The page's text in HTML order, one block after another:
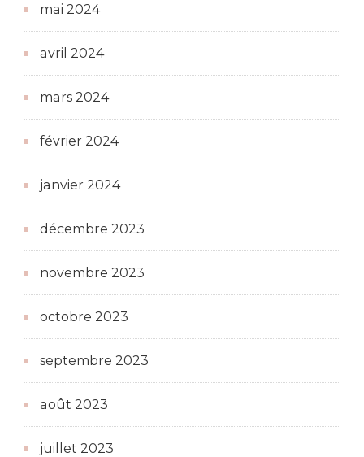
mai 2024
avril 2024
mars 2024
février 2024
janvier 2024
décembre 2023
novembre 2023
octobre 2023
septembre 2023
août 2023
juillet 2023